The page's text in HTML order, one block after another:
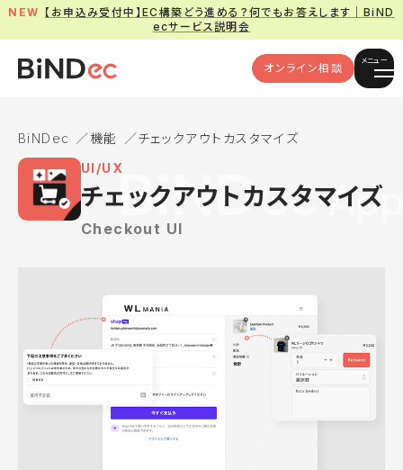
【お申込み受付中】EC構築どう進める？何でもお答えします｜BiND
ecサービス説明会
オンライン相談
メニュー
BiNDec 機能
チェックアウトカスタマイズ
UI/UX
チェックアウトカスタマイズ
Checkout UI